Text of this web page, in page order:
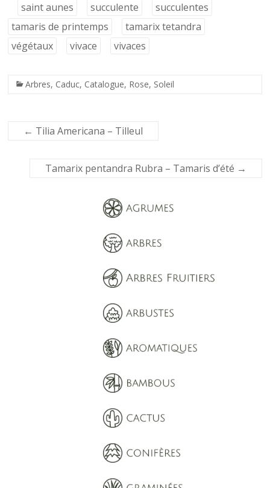
saint aunes
succulente
succulentes
tamaris de printemps
tamarix tetandra
végétaux
vivace vivaces
Arbres, Caduc, Catalogue, Rose, Soleil
← Tilia Americana – Tilleul
Tamarix pentandra Rubra – Tamaris d’été →